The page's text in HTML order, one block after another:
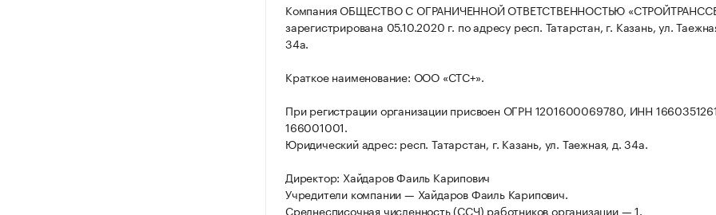
Компания ОБЩЕСТВО С ОГРАНИЧЕННОЙ ОТВЕТСТВЕННОСТЬЮ
зарегистрирована 05.10.2020 г. по адресу респ. Татарстан, г. Казань, ул.
34а.
Краткое наименование: ООО «СТС+».
При регистрации организации присвоен ОГРН 1201600069780, ИНН
166001001.
Юридический адрес: респ. Татарстан, г. Казань, ул. Таежная, д. 34а.
Директор: Хайдаров Фаиль Карипович
Учредители компании — Хайдаров Фаиль Карипович.
Среднесписочная численность (ССЧ) работников организации — 1.